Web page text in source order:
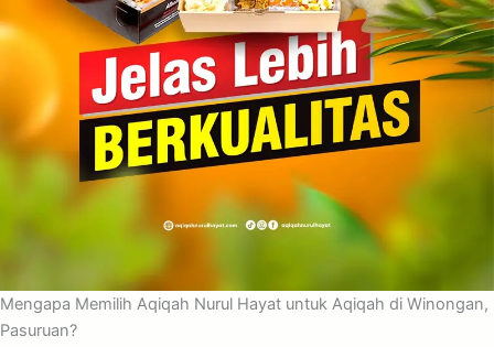
Mengapa Memilih Aqiqah Nurul Hayat untuk Aqiqah di Winongan,
Pasuruan?